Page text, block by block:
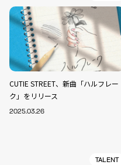
CUTIE STREET、新曲「ハルフレー
ク」をリリース
2025.03.26
TALENT